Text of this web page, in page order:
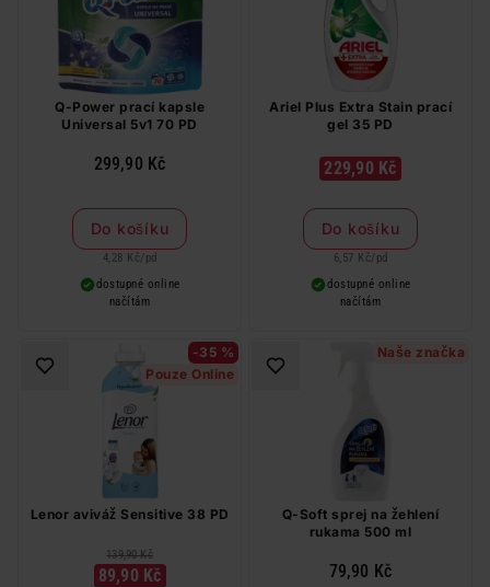
Q-Power prací kapsle
Universal 5v1 70 PD
299,90 Kč
Do košíku
4,28 Kč/ pd
dostupné online
načítám
Ariel Plus Extra Stain prací
gel 35 PD
229,90 Kč
Do košíku
6,57 Kč/ pd
dostupné online
načítám
-35 %
Pouze Online
Lenor aviváž Sensitive 38 PD
139,90 Kč
89,90 Kč
Naše značka
Q-Soft sprej na žehlení
rukama 500 ml
79,90 Kč